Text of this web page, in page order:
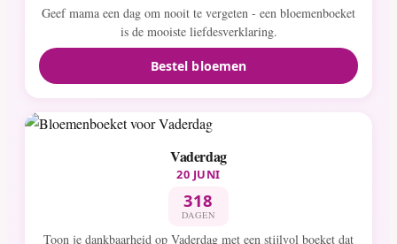
Geef mama een dag om nooit te vergeten - een bloemenboeket
is de mooiste liefdesverklaring.
Bestel bloemen
Vaderdag
20 JUNI
318
DAGEN
Toon je dankbaarheid op Vaderdag met een stijlvol boeket dat